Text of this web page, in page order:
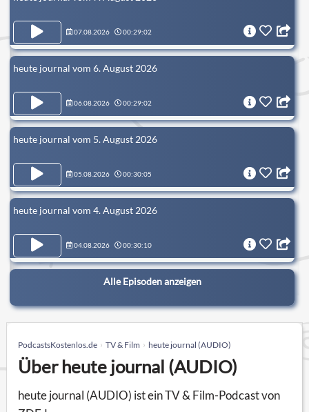
07.08.2026 00:29:02
heute journal vom 6. August 2026
06.08.2026 00:29:02
heute journal vom 5. August 2026
05.08.2026 00:30:05
heute journal vom 4. August 2026
04.08.2026 00:30:10
Alle Episoden anzeigen
PodcastsKostenlos.de TV & Film heute journal (AUDIO)
Über heute journal (AUDIO)
heute journal (AUDIO) ist ein TV & Film-Podcast von